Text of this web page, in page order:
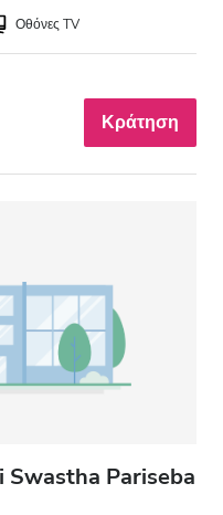
Οθόνες TV
Κράτηση
Pariseba